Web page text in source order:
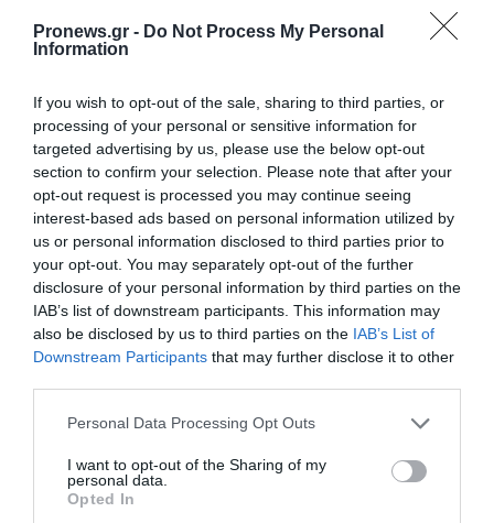
Pronews.gr - Do Not Process My Personal
Information
If you wish to opt-out of the sale, sharing to third parties, or
processing of your personal or sensitive information for
targeted advertising by us, please use the below opt-out
section to confirm your selection. Please note that after your
opt-out request is processed you may continue seeing
interest-based ads based on personal information utilized by
us or personal information disclosed to third parties prior to
your opt-out. You may separately opt-out of the further
disclosure of your personal information by third parties on the
IAB’s list of downstream participants. This information may
also be disclosed by us to third parties on the IAB’s List of
Downstream Participants that may further disclose it to other
Please note that this website/app uses one or more Google
not limited to your visit or usage behaviour. You may click to
grant or deny consent to Google and its third-party tags to
use your data for below specified purposes in below Google
Personal Data Processing Opt Outs
I want to opt-out of the Sharing of my
personal data.
Opted In
PRONEWS.GR /ΕΣΩΤΕΡΙΚΗ ΑΣΦΑΛΕΙΑ
Στην Ελλάδα έρχεται αύριο η 46χρονη
από τη Βρετανία που κατηγορείται για
τον εμπρησμό στη Marfin
05.08.2026 | 20:01